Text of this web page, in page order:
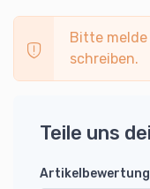
Bitte
schreiben.
Teile uns
Artikelbewertung